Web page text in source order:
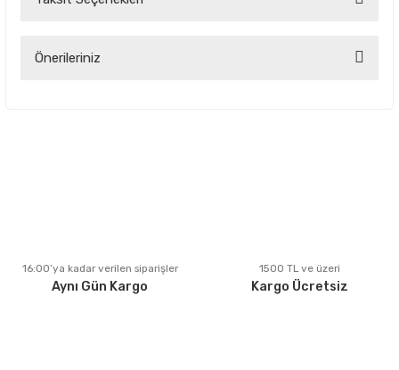
Önerileriniz
Ürün fiyatı diğer sitelerden daha pahalı.
Bu ürüne benzer farklı alternatifler olmalı.
16:00’ya kadar verilen siparişler
Aynı Gün Kargo
1500 TL ve üzeri
Kargo Ücretsiz